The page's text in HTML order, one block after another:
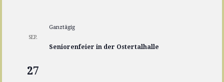
SEP.
27
Ganztägig
Seniorenfeier in der Ostertalhalle